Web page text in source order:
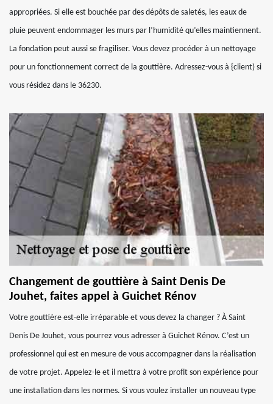
appropriées. Si elle est bouchée par des dépôts de saletés, les eaux de
pluie peuvent endommager les murs par l’humidité qu’elles maintiennent.
La fondation peut aussi se fragiliser. Vous devez procéder à un nettoyage
pour un fonctionnement correct de la gouttière. Adressez-vous à {client) si
vous résidez dans le 36230.
Changement de gouttière à Saint Denis De
Jouhet, faites appel à Guichet Rénov
Votre gouttière est-elle irréparable et vous devez la changer ? À Saint
Denis De Jouhet, vous pourrez vous adresser à Guichet Rénov. C’est un
professionnel qui est en mesure de vous accompagner dans la réalisation
de votre projet. Appelez-le et il mettra à votre profit son expérience pour
une installation dans les normes. Si vous voulez installer un nouveau type